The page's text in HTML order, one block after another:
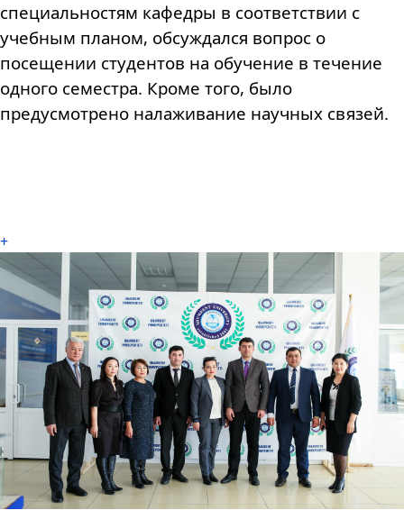
специальностям кафедры в соответствии с
учебным планом, обсуждался вопрос о
посещении студентов на обучение в течение
одного семестра. Кроме того, было
предусмотрено налаживание научных связей.
+